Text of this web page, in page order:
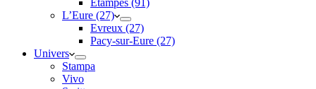
Etampes (91)
L’Eure (27)
Evreux (27)
Pacy-sur-Eure (27)
Univers
Stampa
Vivo